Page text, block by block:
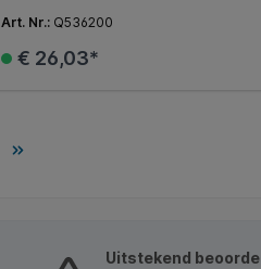
195 vellen.
Art. Nr.: Q536200
€ 26,03*
Uitstekend